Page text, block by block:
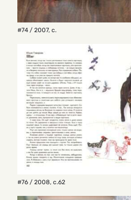
#74 / 2007, с.
#76 / 2008, с.62